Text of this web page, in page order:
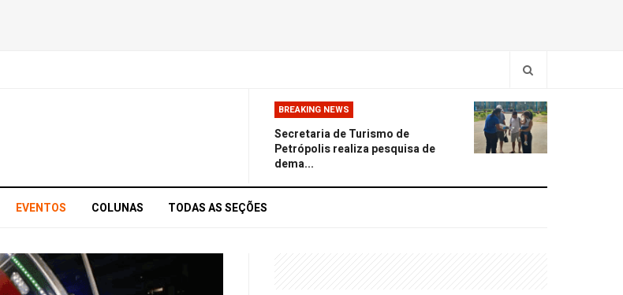
BREAKING NEWS
Secretaria de Turismo de
Petrópolis realiza pesquisa de
dema...
EVENTOS COLUNAS TODAS AS SEÇÕES